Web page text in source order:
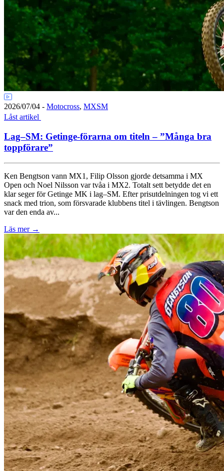
2026/07/04 - Motocross, MXSM
Låst artikel
Lag–SM: Getinge-förarna om titeln – ”Många bra
toppförare”
Ken Bengtson vann MX1, Filip Olsson gjorde detsamma i MX
Open och Noel Nilsson var tvåa i MX2. Totalt sett betydde det en
klar seger för Getinge MK i lag–SM. Efter prisutdelningen tog vi ett
snack med trion, som försvarade klubbens titel i tävlingen. Bengtson
var den enda av...
Läs mer →